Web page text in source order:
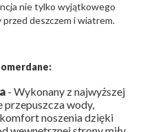
nie tylko wyjątkowego
deszczem i wiatrem.
- Wykonany z najwyższej
przepuszcza wody,
noszenia dzięki